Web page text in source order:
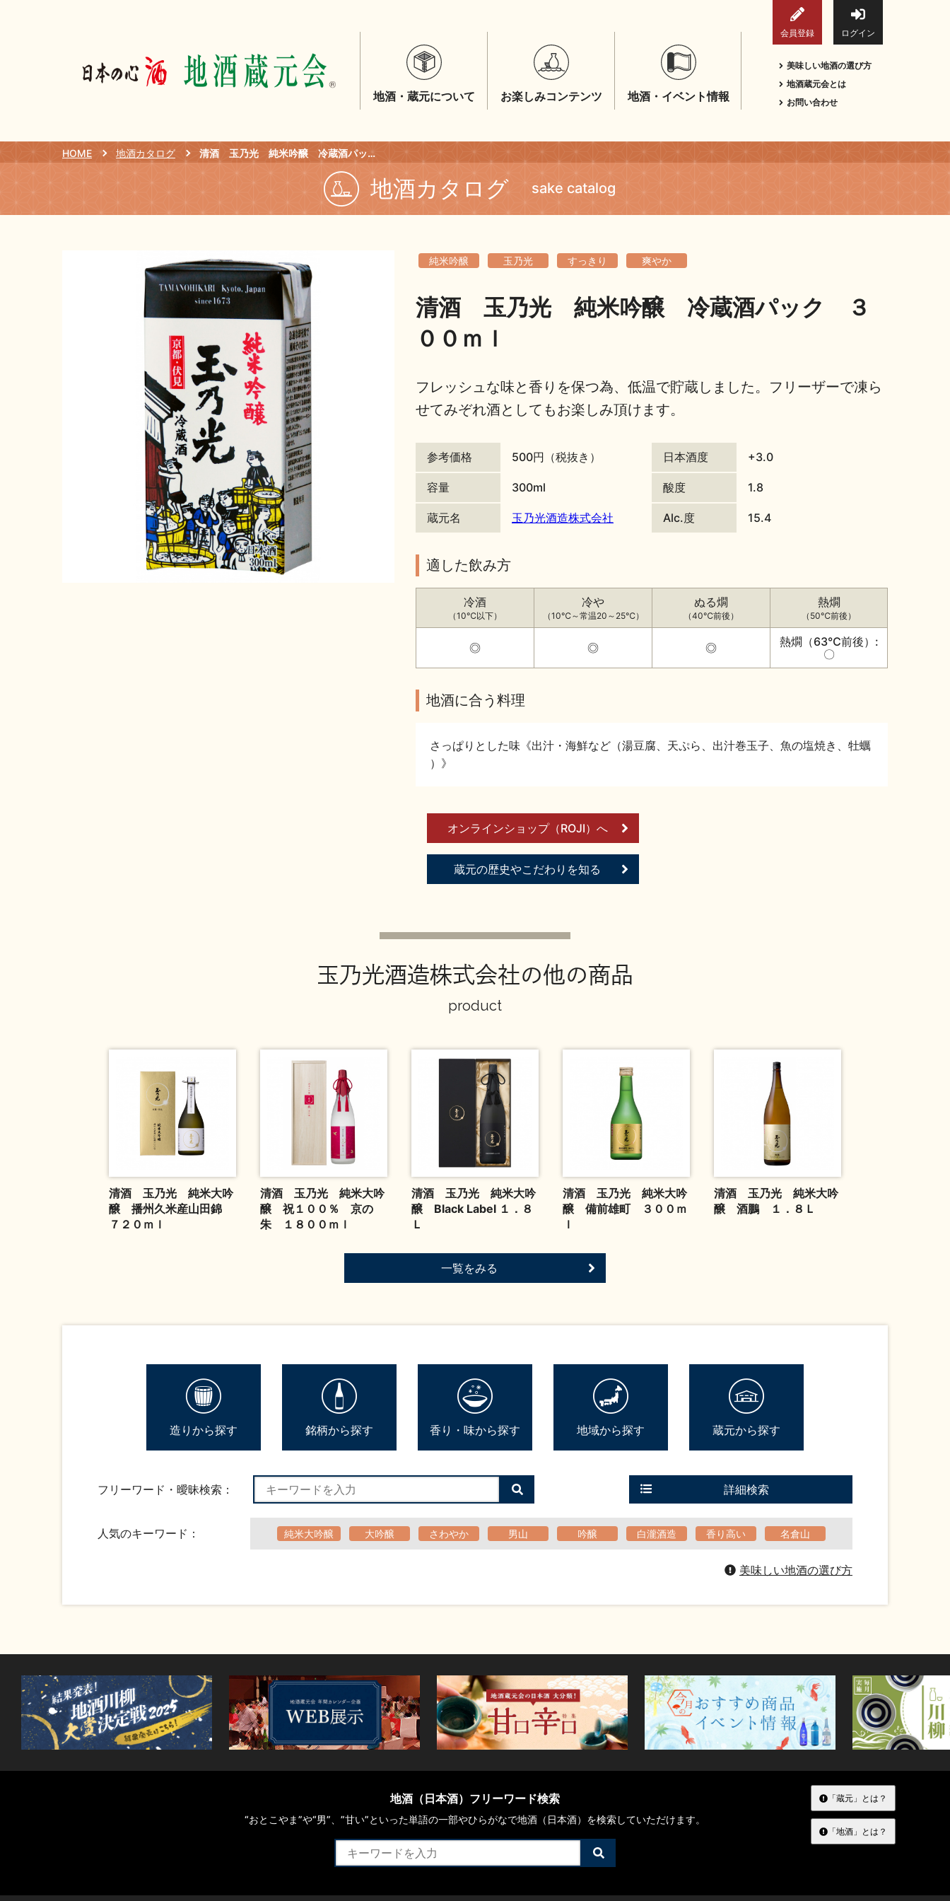
会員登録 ログイン
地酒・蔵元について お楽しみコンテンツ 地酒・イベント情報
美味しい地酒の選び方
地酒蔵元会とは
お問い合わせ
HOME 地酒カタログ 清酒 玉乃光 純米吟醸 冷蔵酒パック ３００ｍｌ
地酒カタログ sake catalog
純米吟醸 玉乃光 すっきり 爽やか
清酒 玉乃光 純米吟醸 冷蔵酒パック ３
００ｍｌ
フレッシュな味と香りを保つ為、低温で貯蔵しました。フリーザーで凍ら
せてみぞれ酒としてもお楽しみ頂けます。
参考価格 500円（税抜き）
容量 300ml
蔵元名 玉乃光酒造株式会社
日本酒度 +3.0
酸度 1.8
Alc.度 15.4
適した飲み方
冷酒
（10℃以下）
冷や
（10℃～常温20～25℃）
ぬる燗
（40℃前後）
熱燗
（50℃前後）
◎ ◎ ◎
熱燗（63℃前後）:
〇
地酒に合う料理
さっぱりとした味《出汁・海鮮など（湯豆腐、天ぷら、出汁巻玉子、魚の塩焼き、牡蠣
）》
オンラインショップ（ROJI）へ
蔵元の歴史やこだわりを知る
玉乃光酒造株式会社の他の商品
product
清酒 玉乃光 純米大吟
醸 播州久米産山田錦
７２０ｍｌ
清酒 玉乃光 純米大吟
醸 祝１００％ 京の
朱 １８００ｍｌ
清酒 玉乃光 純米大吟
醸 Black Label １．８
Ｌ
清酒 玉乃光 純米大吟
醸 備前雄町 ３００ｍ
ｌ
清酒 玉乃光 純米大吟
醸 酒鵬 １．８Ｌ
一覧をみる
造りから探す 銘柄から探す 香り・味から探す 地域から探す 蔵元から探す
フリーワード・曖昧検索：
検
索
る
詳細検索
人気のキーワード： 純米大吟醸 大吟醸 さわやか 男山 吟醸 白瀧酒造 香り高い 名倉山
美味しい地酒の選び方
地酒（日本酒）フリーワード検索
“おとこやま”や“男”、”甘い”といった単語の一部やひらがなで地酒（日本酒）を検索していただけます。
検
索
「蔵元」とは？
「地酒」とは？